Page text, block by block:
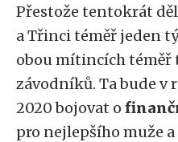
Přestože tentokrát
a Třinci téměř jeden
obou mítincích téměř
závodníků. Ta bude v
2020 bojovat o
pro nejlepšího muže